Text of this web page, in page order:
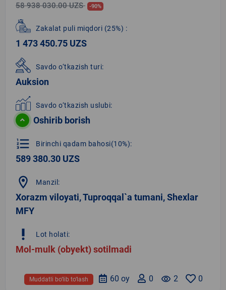
58 938 030.00 UZS -90%
Zakalat puli miqdori (25%) :
1 473 450.75 UZS
Savdo o‘tkazish turi:
Auksion
Savdo o‘tkazish uslubi:
Oshirib borish
format_list_numbered Birinchi qadam bahosi(10%):
589 380.30 UZS
location_on Manzil:
Xorazm viloyati, Tuproqqal`a tumani, Shexlar
MFY
priority_high Lot holati:
Mol-mulk (obyekt) sotilmadi
0
remove_red_eye 2
0
60 oy
Muddatli bo‘lib to‘lash